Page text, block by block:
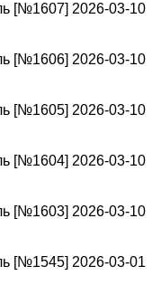
[№1607] 2026-03-10
[№1606] 2026-03-10
[№1605] 2026-03-10
[№1604] 2026-03-10
[№1603] 2026-03-10
[№1545] 2026-03-01